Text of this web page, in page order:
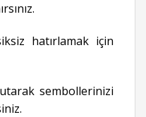
hatırlamak için
sembollerinizi